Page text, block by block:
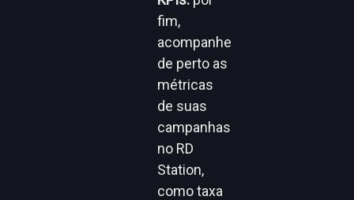
fim,
acompanhe
de perto as
métricas
de suas
campanhas
no RD
Station,
como taxa